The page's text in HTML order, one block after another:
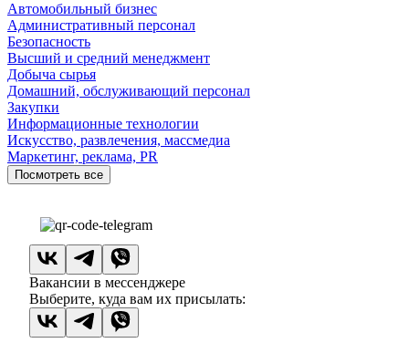
Автомобильный бизнес
Административный персонал
Безопасность
Высший и средний менеджмент
Добыча сырья
Домашний, обслуживающий персонал
Закупки
Информационные технологии
Искусство, развлечения, массмедиа
Маркетинг, реклама, PR
Посмотреть все
Вакансии в мессенджере
Выберите, куда вам их присылать: